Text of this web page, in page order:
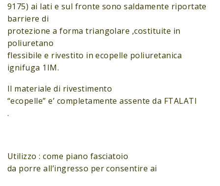
9175) ai lati e sul fronte sono saldamente riportate
barriere di
protezione a forma triangolare ,costituite in
poliuretano
flessibile e rivestito in ecopelle poliuretanica
ignifuga 1IM.
Il materiale di rivestimento
“ecopelle” e’ completamente assente da FTALATI
.
Utilizzo : come piano fasciatoio
da porre all’ingresso per consentire ai